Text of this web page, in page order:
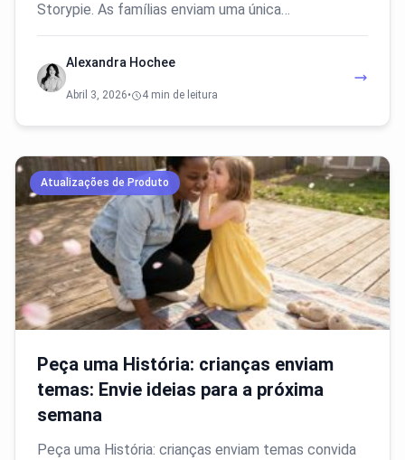
Storypie. As famílias enviam uma única…
Alexandra Hochee
Abril 3, 2026• 4 min de leitura
Atualizações de Produto
Peça uma História: crianças enviam
temas: Envie ideias para a próxima
semana
Peça uma História: crianças enviam temas convida